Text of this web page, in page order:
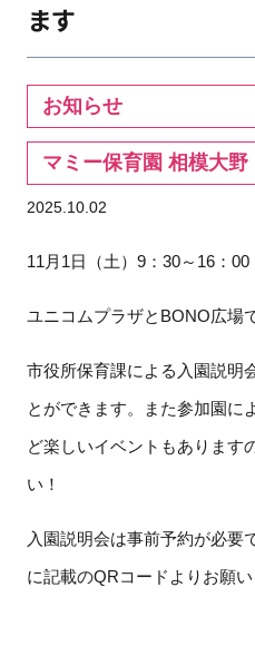
ます
お知らせ
マミー保育園 相模大野
2025.10.02
11月1日（土）9：30～16：00
ユニコムプラザとBONO広場
市役所保育課による入園説明
とができます。また参加園に
ど楽しいイベントもあります
い！
入園説明会は事前予約が必要
に記載のQRコードよりお願い